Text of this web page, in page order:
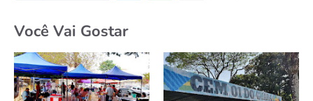
Você Vai Gostar